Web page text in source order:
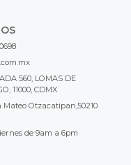
560, LOMAS DE
11000, CDMX
Otzacatipan,50210
de 9am a 6pm